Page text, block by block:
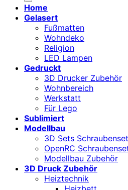
Home
Gelasert
Fußmatten
Wohndeko
Religion
LED Lampen
Gedruckt
3D Drucker Zubehör
Wohnbereich
Werkstatt
Für Lego
Sublimiert
Modellbau
3D Sets
OpenRC
Modellbau Zubehör
3D Druck Zubehör
Heiztechnik